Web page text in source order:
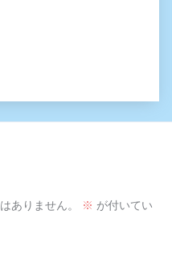
ありません。 ※ が付いてい